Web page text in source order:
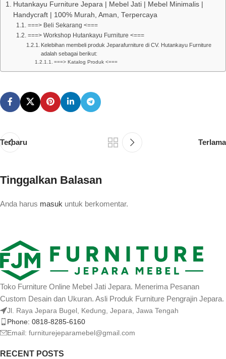
Hutankayu Furniture Jepara | Mebel Jati | Mebel Minimalis |
Handycraft | 100% Murah, Aman, Terpercaya
===> Beli Sekarang <===
===> Workshop Hutankayu Furniture <===
Kelebihan membeli produk Jeparafurniture di CV. Hutankayu Furniture
adalah sebagai berikut:
===> Katalog Produk <===
Terbaru Terlama
Tinggalkan Balasan
Anda harus masuk untuk berkomentar.
Toko Furniture Online Mebel Jati Jepara. Menerima Pesanan
Custom Desain dan Ukuran. Asli Produk Furniture Pengrajin Jepara.
Jl. Raya Jepara Bugel, Kedung, Jepara, Jawa Tengah
Phone: 0818-8285-6160
Email: furniturejeparamebel@gmail.com
RECENT POSTS